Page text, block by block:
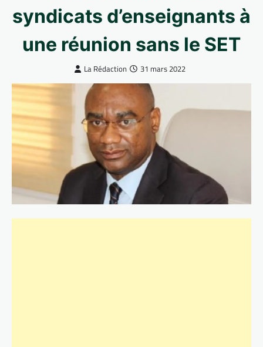
syndicats d’enseignants à
une réunion sans le SET
La Rédaction 31 mars 2022